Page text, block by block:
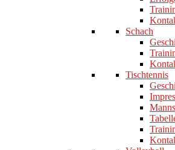
Schach
Tischtennis